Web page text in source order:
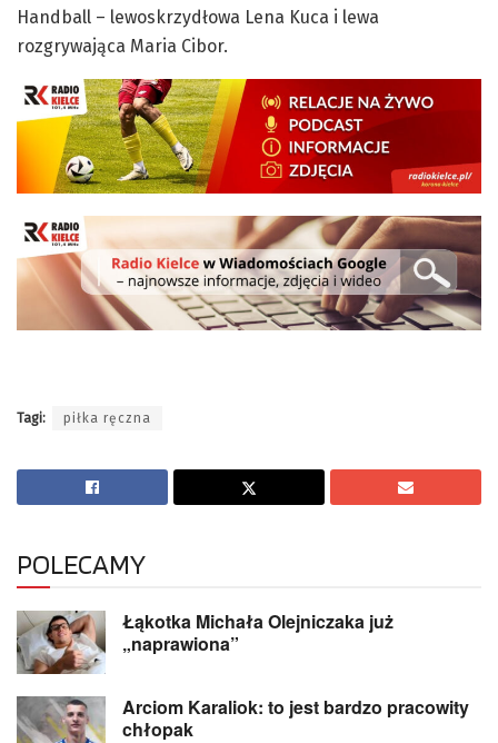
Handball – lewoskrzydłowa Lena Kuca i lewa
rozgrywająca Maria Cibor.
Tagi: piłka ręczna
POLECAMY
Łąkotka Michała Olejniczaka już
„naprawiona”
Arciom Karaliok: to jest bardzo pracowity
chłopak